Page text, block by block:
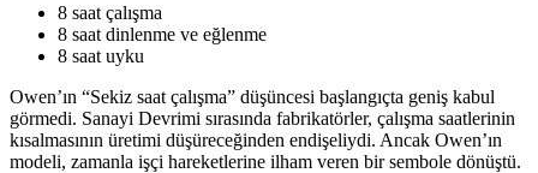
8 saat çalışma
8 saat dinlenme ve eğlenme
8 saat uyku
Owen’ın “Sekiz saat çalışma” düşüncesi başlangıçta geniş kabul
görmedi. Sanayi Devrimi sırasında fabrikatörler, çalışma saatlerinin
kısalmasının üretimi düşüreceğinden endişeliydi. Ancak Owen’ın
modeli, zamanla işçi hareketlerine ilham veren bir sembole dönüştü.